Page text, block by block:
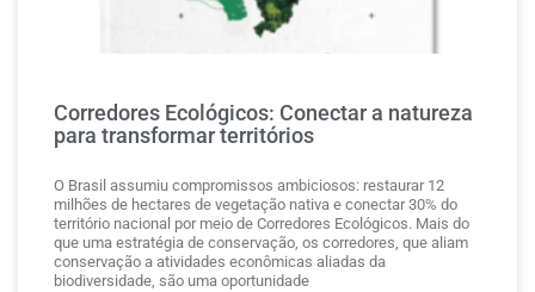
Corredores Ecológicos: Conectar a natureza
para transformar territórios
O Brasil assumiu compromissos ambiciosos: restaurar 12
milhões de hectares de vegetação nativa e conectar 30% do
território nacional por meio de Corredores Ecológicos. Mais do
que uma estratégia de conservação, os corredores, que aliam
conservação a atividades econômicas aliadas da
biodiversidade, são uma oportunidade